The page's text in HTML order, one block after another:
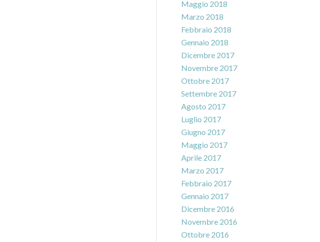
Maggio 2018
Marzo 2018
Febbraio 2018
Gennaio 2018
Dicembre 2017
Novembre 2017
Ottobre 2017
Settembre 2017
Agosto 2017
Luglio 2017
Giugno 2017
Maggio 2017
Aprile 2017
Marzo 2017
Febbraio 2017
Gennaio 2017
Dicembre 2016
Novembre 2016
Ottobre 2016